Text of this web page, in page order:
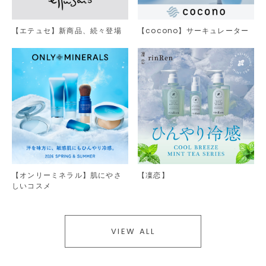
【エテュセ】新商品、続々登場 【cocono】サーキュレーター
【オンリーミネラル】肌にやさ
しいコスメ
【凜恋】
VIEW ALL